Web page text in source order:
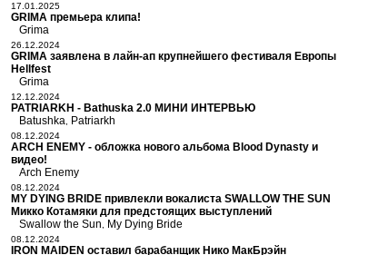
17.01.2025
GRIMA премьера клипа!
Grima
26.12.2024
GRIMA заявлена в лайн-ап крупнейшего фестиваля Европы
Hellfest
Grima
12.12.2024
PATRIARKH - Bathuska 2.0 МИНИ ИНТЕРВЬЮ
Batushka Patriarkh
08.12.2024
ARCH ENEMY - обложка нового альбома Blood Dynasty и
видео!
Arch Enemy
08.12.2024
MY DYING BRIDE привлекли вокалиста SWALLOW THE SUN
Микко Котамяки для предстоящих выступлений
Swallow the Sun
My Dying Bride
08.12.2024
IRON MAIDEN оставил барабанщик Нико МакБрэйн